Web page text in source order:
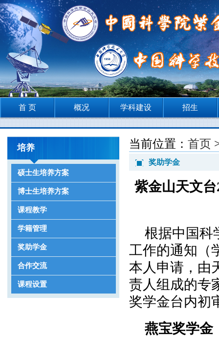
首 页 概况 学科建设 招生
培养
硕士生培养方案
博士生培养方案
课程教学
学籍管理
奖助学金
合作交流
课程设置
当前位置： 首页
奖助学金
紫金山天文
根据中国科
工作的通知（
本人申请，由
责人组成的专
奖学金台内初
燕宝奖学金